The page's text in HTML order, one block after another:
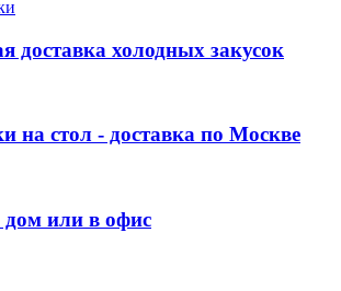
доставка холодных закусок
на стол - доставка по Москве
дом или в офис